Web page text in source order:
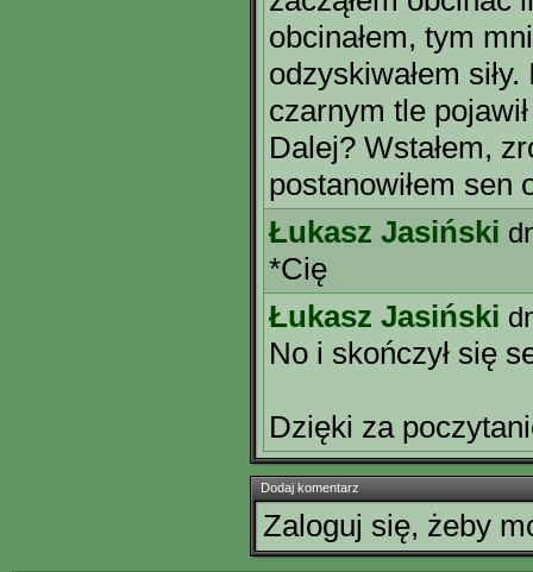
obcinałem, tym
odzyskiwałem
czarnym tle
Dalej? Wstałem,
postanowiłem sen
Łukasz Jasiński
*Cię
Łukasz Jasiński
No i skończył się
Dzięki za
Dodaj komentarz
Zaloguj się, żeby